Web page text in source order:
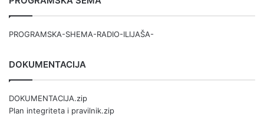
PROGRAMSKA-SHEMA-RADIO-ILIJAŠA-
DOKUMENTACIJA
DOKUMENTACIJA.zip
Plan integriteta i pravilnik.zip